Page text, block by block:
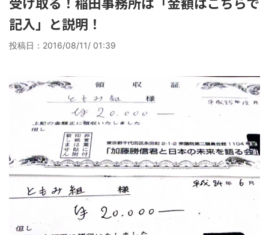
記入」と説明！
投稿日： 2016/08/11/ 01:39